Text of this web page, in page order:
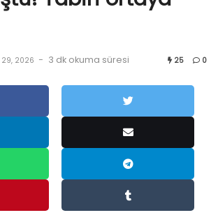
29, 2026 - 3 dk okuma süresi 25 0